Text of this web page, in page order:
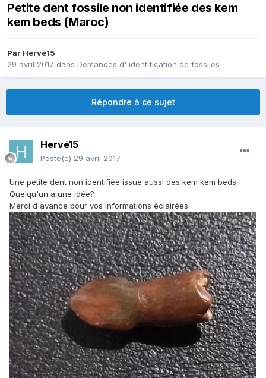
Petite dent fossile non identifiée des kem
kem beds (Maroc)
Par Hervé15
29 avril 2017 dans Demandes d' identification de fossiles
Répondre à ce sujet
Hervé15
Posté(e) 29 avril 2017
Une petite dent non identifiée issue aussi des kem kem beds.
Quelqu'un a une idée?
Merci d'avance pour vos informations éclairées.